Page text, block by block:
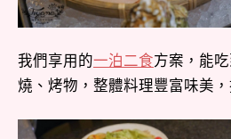
我們享用的一泊二食方案，能
燒、烤物，整體料理豐富味美